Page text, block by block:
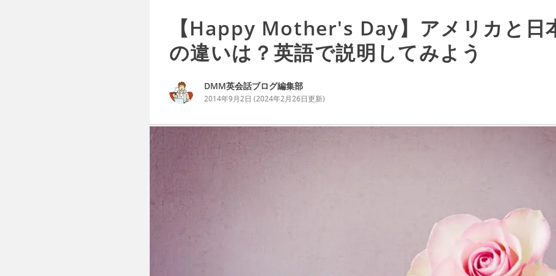
【Happy Mother's Day】アメリカと日
の違いは？英語で説明してみよう
DMM英会話ブログ編集部
2014年9月2日 (2024年2月26日更新)